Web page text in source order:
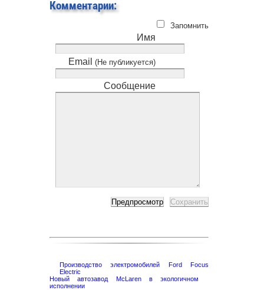
Комментарии:
Запомнить
Имя
Email (Не публикуется)
Сообщение
Производство электромобилей Ford Focus
Electric
Новый автозавод McLaren в экологичном
исполнении